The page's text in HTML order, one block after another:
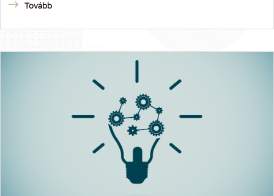
Tovább